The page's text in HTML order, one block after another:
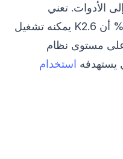
الأدوات. تعني
OSWorld-Verified بنسبة 73.1% أن K2.6 يمكنه تشغيل
مستوى نظام
يستهدفه استخدام